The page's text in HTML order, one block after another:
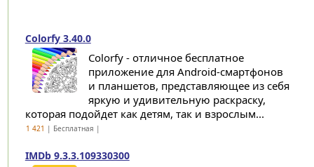
Colorfy 3.40.0
Colorfy - отличное бесплатное
приложение для Android-смартфонов
и планшетов, представляющее из себя
яркую и удивительную раскраску,
которая подойдет как детям, так и взрослым...
1 421 | Бесплатная |
IMDb 9.3.3.109330300